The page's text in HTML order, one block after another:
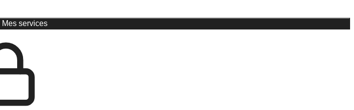
Mes services